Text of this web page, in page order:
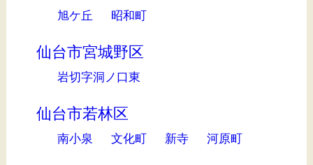
旭ケ丘 昭和町
仙台市宮城野区
岩切字洞ノ口東
仙台市若林区
南小泉 文化町 新寺 河原町